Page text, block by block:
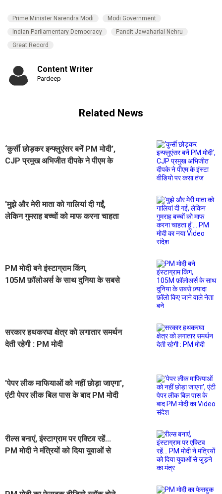
Prime Minister Narendra Modi
Modi Government
Indian Parliamentary Democracy
Pandit Jawaharlal Nehru
Great Record
Content Writer
Pardeep
Related News
‘कुर्सी छोड़कर इन्फ्लुएंसर बनें PM मोदी’,
CJP प्रमुख अभिजीत दीपके ने पीएम के
'मुझे और मेरी माता को गालियां दी गईं,
लेकिन गुमराह बच्चों को माफ करना चाहता
PM मोदी बने इंस्टाग्राम किंग,
105M फ़ॉलोअर्स के साथ दुनिया के सबसे
सरकार हथकरघा क्षेत्र को लगातार समर्थन
देती रहेगी : PM मोदी
'पेपर लीक माफियाओं को नहीं छोड़ा जाएगा',
एंटी पेपर लीक बिल पास के बाद PM मोदी
रील्स बनाएं, इंस्टाग्राम पर एक्टिव रहें...
PM मोदी ने मंत्रियों को दिया युवाओं से